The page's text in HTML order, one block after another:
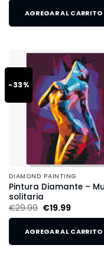
AGREGAR AL CARRITO
-33%
DIAMOND PAINTING
Pintura Diamante –
solitaria
€29.99 €19.99
AGREGAR AL CARRITO